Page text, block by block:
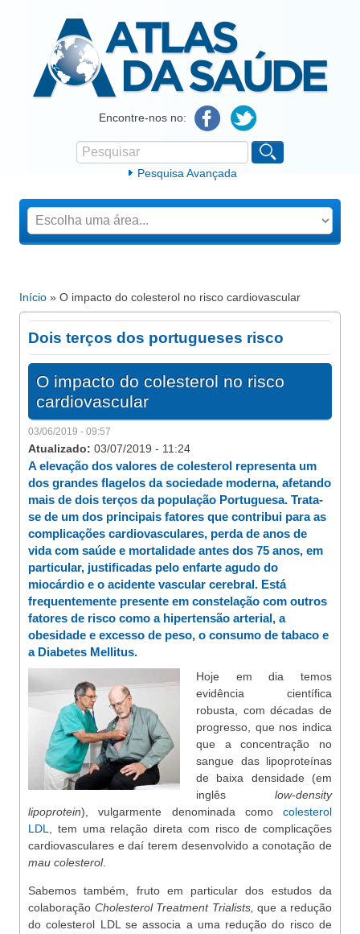
Atlas da SaúdeEncontre-nos no:
Formulário de procura
Pesquisar
Pesquisa Avançada
Está aqui
Início » O impacto do colesterol no risco cardiovascular
Dois terços dos portugueses risco
O impacto do colesterol no risco
cardiovascular
03/06/2019 - 09:57
Atualizado: 03/07/2019 - 11:24
A elevação dos valores de colesterol representa um
dos grandes flagelos da sociedade moderna, afetando
mais de dois terços da população Portuguesa. Trata-
se de um dos principais fatores que contribui para as
complicações cardiovasculares, perda de anos de
vida com saúde e mortalidade antes dos 75 anos, em
particular, justificadas pelo enfarte agudo do
miocárdio e o acidente vascular cerebral. Está
frequentemente presente em constelação com outros
fatores de risco como a hipertensão arterial, a
obesidade e excesso de peso, o consumo de tabaco e
a Diabetes Mellitus.
Hoje em dia temos
evidência científica
robusta, com décadas de
progresso, que nos indica
que a concentração no
sangue das lipoproteínas
de baixa densidade (em
inglês low-density
lipoprotein), vulgarmente denominada como colesterol
LDL
, tem uma relação direta com risco de complicações
cardiovasculares e daí terem desenvolvido a conotação de
mau colesterol.
Sabemos também, fruto em particular dos estudos da
colaboração Cholesterol TreatmentTrialists, que a redução
do colesterol LDL se associa a uma redução do risco de